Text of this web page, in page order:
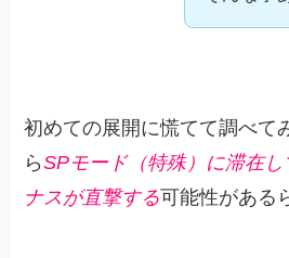
初めての展開に慌てて調べて
らSPモード（特殊）に滞在
ナスが直撃する可能性がある